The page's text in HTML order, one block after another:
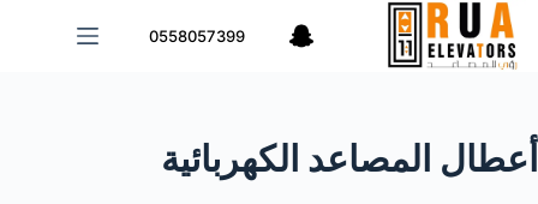
التجاوز
إلى
المحتوى
0558057399
أعطال المصاعد الكهربائية